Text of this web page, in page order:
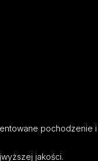
pochodzenie i
jakości.